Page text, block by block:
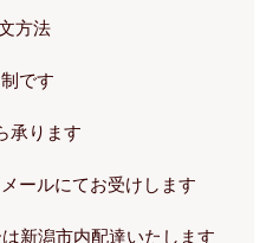
方法
です
承ります
ールにてお受けします
新潟市内配達いたします